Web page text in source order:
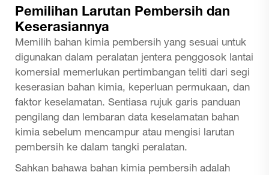
Pemilihan Larutan Pembersih dan
Keserasiannya
Memilih bahan kimia pembersih yang sesuai untuk
digunakan dalam peralatan jentera penggosok lantai
komersial memerlukan pertimbangan teliti dari segi
keserasian bahan kimia, keperluan permukaan, dan
faktor keselamatan. Sentiasa rujuk garis panduan
pengilang dan lembaran data keselamatan bahan
kimia sebelum mencampur atau mengisi larutan
pembersih ke dalam tangki peralatan.
Sahkan bahawa bahan kimia pembersih adalah